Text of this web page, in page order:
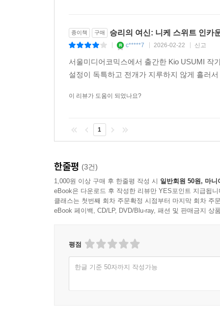
종이책 구매 승리의 여신: 니케 스위트 인카
c*****7 2026-02-22 신고
서울미디어코믹스에서 출간한 Kio USUMI 작
설정이 독특하고 전개가 지루하지 않게 흘러
이 리뷰가 도움이 되었나요?
1
한줄평 (3건)
1,000원 이상 구매 후 한줄평 작성 시 일반회원 50원, 마니
eBook은 다운로드 후 작성한 리뷰만 YES포인트 지급됩니
클래스는 첫번째 회차 주문확정 시점부터 마지막 회차 주
eBook 페이백, CD/LP, DVD/Blu-ray, 패션 및 판매금지 상
평점
한글 기준 50자까지 작성가능